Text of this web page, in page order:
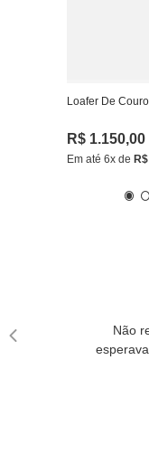
Loafer De
R$ 1.150,00
Em até 6x de R$
Não